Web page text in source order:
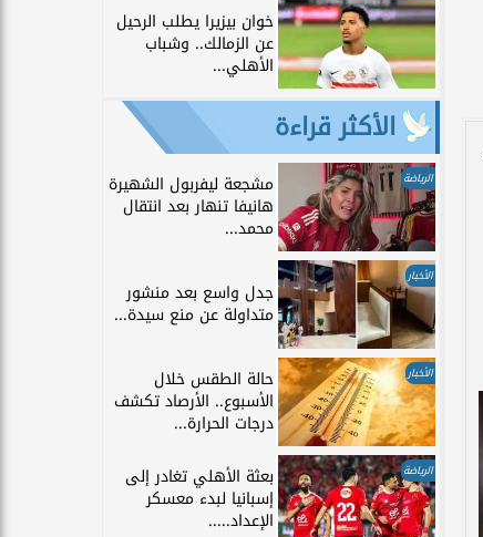
خوان بيزيرا يطلب الرحيل
عن الزمالك.. وشباب
الأهلي...
الأكثر قراءة
الرياضة مشجعة ليفربول الشهيرة
هانيفا تنهار بعد انتقال
محمد...
الأخبار
جدل واسع بعد منشور
متداولة عن منع سيدة...
الأخبار حالة الطقس خلال
الأسبوع.. الأرصاد تكشف
درجات الحرارة...
الرياضة بعثة الأهلي تغادر إلى
إسبانيا لبدء معسكر
الإعداد.....